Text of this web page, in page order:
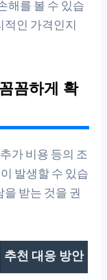
해를 볼 수 있습
적인 가격인지
꼼하게 확
가 비용 등의 조
발생할 수 있습
받는 것을 권
추천 대응 방안